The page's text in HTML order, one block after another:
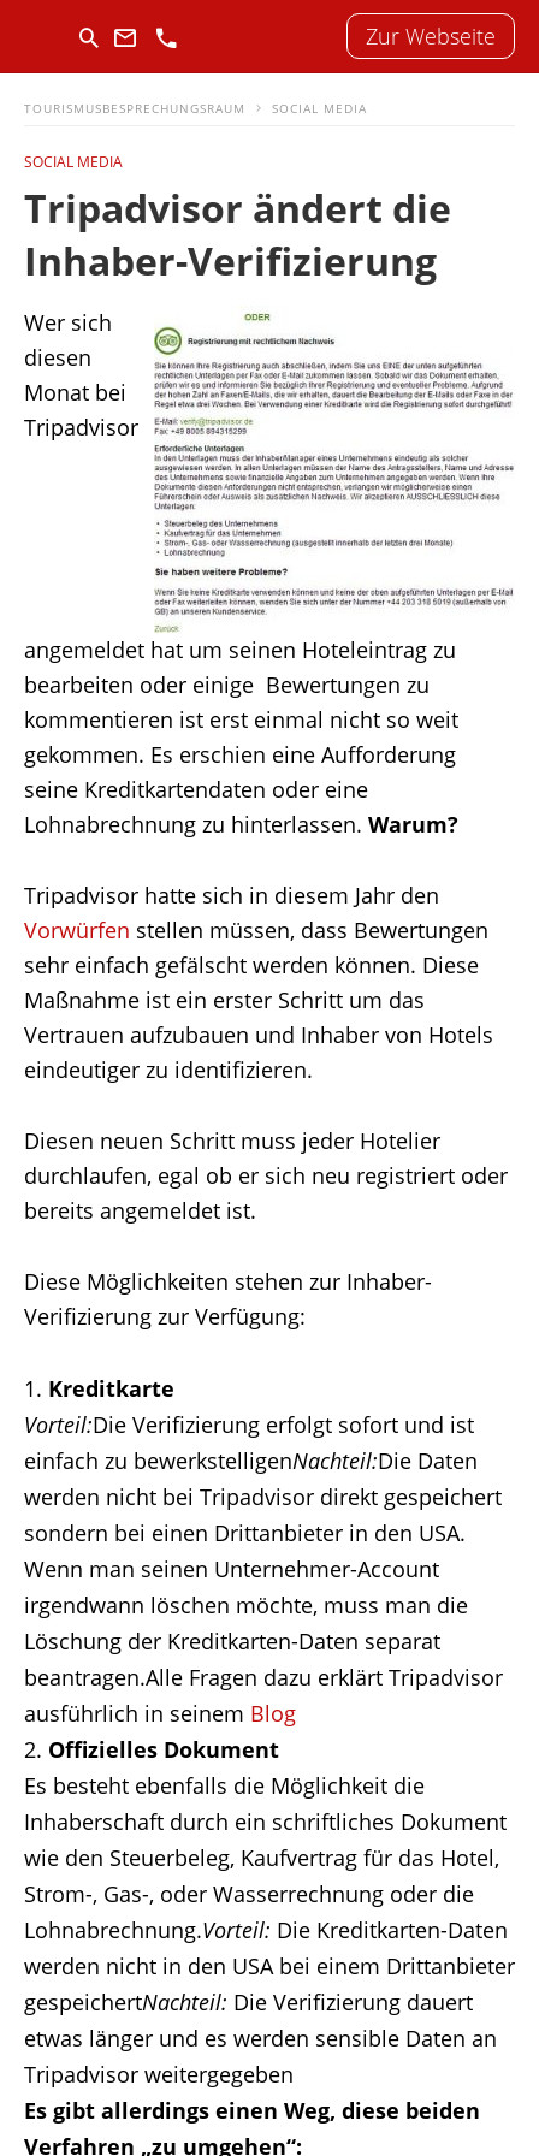
Zur Webseite
TOURISMUSBESPRECHUNGSRAUM SOCIAL MEDIA
SOCIAL MEDIA
Tripadvisor ändert die
Inhaber-Verifizierung
Wer sich
diesen
Monat bei
Tripadvisor
angemeldet hat um seinen Hoteleintrag zu
bearbeiten oder einige Bewertungen zu
kommentieren ist erst einmal nicht so weit
gekommen. Es erschien eine Aufforderung
seine Kreditkartendaten oder eine
Lohnabrechnung zu hinterlassen. Warum?
Tripadvisor hatte sich in diesem Jahr den
Vorwürfen stellen müssen, dass Bewertungen
sehr einfach gefälscht werden können. Diese
Maßnahme ist ein erster Schritt um das
Vertrauen aufzubauen und Inhaber von Hotels
eindeutiger zu identifizieren.
Diesen neuen Schritt muss jeder Hotelier
durchlaufen, egal ob er sich neu registriert oder
bereits angemeldet ist.
Diese Möglichkeiten stehen zur Inhaber-
Verifizierung zur Verfügung:
Kreditkarte
Vorteil:Die Verifizierung erfolgt sofort und ist
einfach zu bewerkstelligenNachteil:Die Daten
werden nicht bei Tripadvisor direkt gespeichert
sondern bei einen Drittanbieter in den USA.
Wenn man seinen Unternehmer-Account
irgendwann löschen möchte, muss man die
Löschung der Kreditkarten-Daten separat
beantragen.Alle Fragen dazu erklärt Tripadvisor
ausführlich in seinem Blog
Offizielles Dokument
Es besteht ebenfalls die Möglichkeit die
Inhaberschaft durch ein schriftliches Dokument
wie den Steuerbeleg, Kaufvertrag für das Hotel,
Strom-, Gas-, oder Wasserrechnung oder die
Lohnabrechnung.Vorteil: Die Kreditkarten-Daten
werden nicht in den USA bei einem Drittanbieter
gespeichertNachteil: Die Verifizierung dauert
etwas länger und es werden sensible Daten an
Tripadvisor weitergegeben
Es gibt allerdings einen Weg, diese beiden
Verfahren „zu umgehen“: